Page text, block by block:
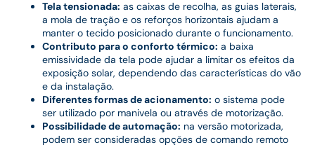
Tela tensionada: as caixas de recolha, as guias laterais,
a mola de tração e os reforços horizontais ajudam a
manter o tecido posicionado durante o funcionamento.
Contributo para o conforto térmico: a baixa
emissividade da tela pode ajudar a limitar os efeitos da
exposição solar, dependendo das características do vão
e da instalação.
Diferentes formas de acionamento: o sistema pode
ser utilizado por manivela ou através de motorização.
Possibilidade de automação: na versão motorizada,
podem ser consideradas opções de comando remoto